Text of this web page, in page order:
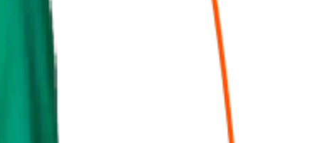
à tous les clients du réseau.